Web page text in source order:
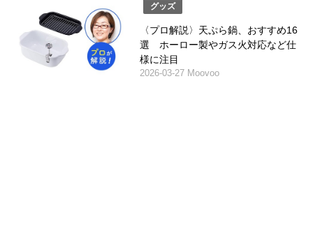
グッズ
〈プロ解説〉天ぷら鍋、おすすめ16
選 ホーロー製やガス火対応など仕
様に注目
2026-03-27 Moovoo